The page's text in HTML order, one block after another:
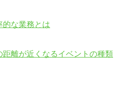
的な業務とは
距離が近くなるイベントの種類